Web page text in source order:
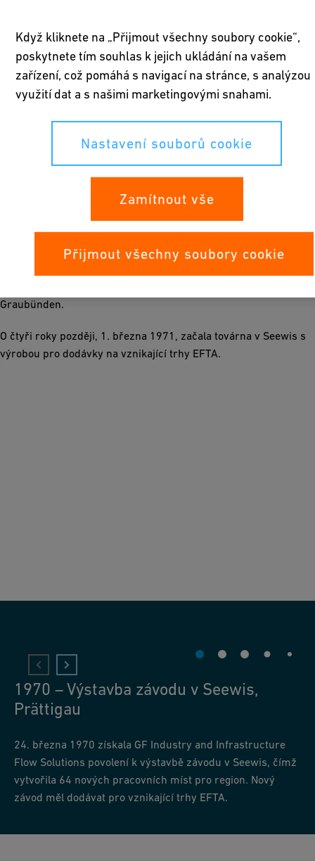
Nastavení souborů cookie
50 let inovací a švýcarské
kvality
předseda představenstva Georg Fischer, a Dr. Ulrich Gadient,
člen Rady státu pro Kanton Graubünden, sloužili společně na
Graubünden.
O čtyři roky později, 1. března 1971, začala továrna v Seewis s
výrobou pro dodávky na vznikající trhy EFTA.
1970 – Výstavba závodu v Seewis,
Prättigau
24. března 1970 získala GF Industry and Infrastructure
Flow Solutions povolení k výstavbě závodu v Seewis, čímž
vytvořila 64 nových pracovních míst pro region. Nový
závod měl dodávat pro vznikající trhy EFTA.
Když kliknete na „Přijmout všechny soubory cookie“,
poskytnete tím souhlas k jejich ukládání na vašem
zařízení, což pomáhá s navigací na stránce, s analýzou
využití dat a s našimi marketingovými snahami.
Nastavení souborů cookie
Zamítnout vše
Přijmout všechny soubory cookie